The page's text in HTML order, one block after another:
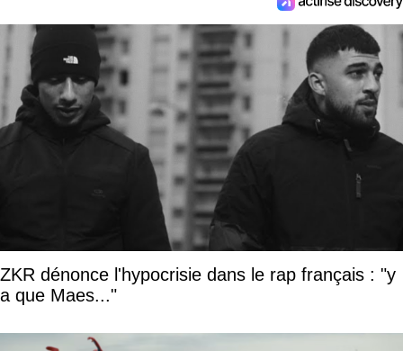
ZKR dénonce l'hypocrisie dans le rap français : "y
a que Maes..."